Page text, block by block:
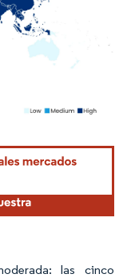
según CC BY 4.0.
las cinco